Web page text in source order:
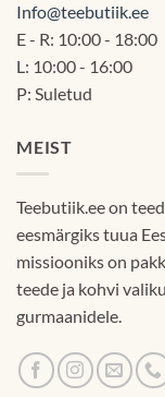
Info@teebutiik.ee
E - R: 10:00 - 18:00
L: 10:00 - 16:00
P: Suletud
MEIST
Teebutiik.ee on
eesmärgiks tuua
missiooniks on
teede ja kohvi
gurmaanidele.